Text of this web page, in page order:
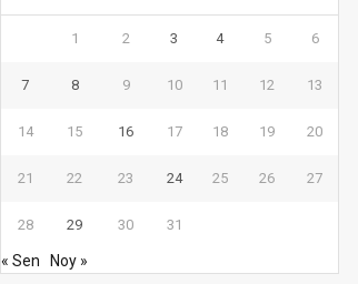
1 2 3 4 5 6
7 8 9 10 11 12 13
14 15 16 17 18 19 20
21 22 23 24 25 26 27
28 29 30 31
« Sen Noy »